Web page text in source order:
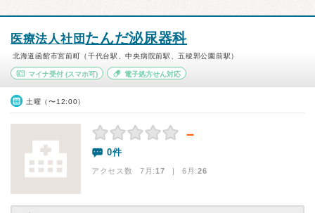
医療法人社団 たんだ泌尿器科
北海道函館市宮前町（千代台駅、中央病院前駅、五稜郭公園前駅）
マイナ受付 (スマホ可) 電子処方せん対応
土曜（〜12:00）
－
0件
アクセス数 7月:17 | 6月:26